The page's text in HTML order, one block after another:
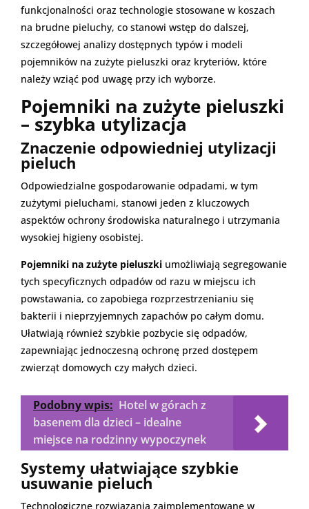
funkcjonalności oraz technologie stosowane w koszach
na brudne pieluchy, co stanowi wstęp do dalszej,
szczegółowej analizy dostępnych typów i modeli
pojemników na zużyte pieluszki oraz kryteriów, które
należy wziąć pod uwagę przy ich wyborze.
Pojemniki na zużyte pieluszki
– szybka utylizacja
Znaczenie odpowiedniej utylizacji
pieluch
Odpowiedzialne gospodarowanie odpadami, w tym
zużytymi pieluchami, stanowi jeden z kluczowych
aspektów ochrony środowiska naturalnego i utrzymania
wysokiej higieny osobistej.
Pojemniki na zużyte pieluszki umożliwiają segregowanie
tych specyficznych odpadów od razu w miejscu ich
powstawania, co zapobiega rozprzestrzenianiu się
bakterii i nieprzyjemnych zapachów po całym domu.
Ułatwiają również szybkie pozbycie się odpadów,
zapewniając jednoczesną ochronę przed dostępem
zwierząt domowych czy małych dzieci.
Podobny wpis: Hotel w górach z
basenem dla dzieci – idealne
miejsce na rodzinny wypoczynek
Systemy ułatwiające szybkie
usuwanie pieluch
Technologiczne rozwiązania zaimplementowane w